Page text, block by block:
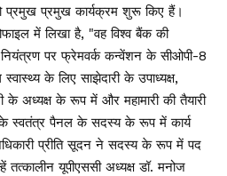
प्रमुख प्रमुख कार्यक्रम शुरू किए हैं।
में लिखा है, "वह विश्व बैंक की
नियंत्रण पर फ्रेमवर्क कन्वेंशन के सीओपी-8
के लिए साझेदारी के उपाध्यक्ष,
के अध्यक्ष के रूप में और महामारी की तैयारी
स्वतंत्र पैनल के सदस्य के रूप में कार्य
प्रीति सूदन ने सदस्य के रूप में पद
यूपीएससी अध्यक्ष डॉ. मनोज